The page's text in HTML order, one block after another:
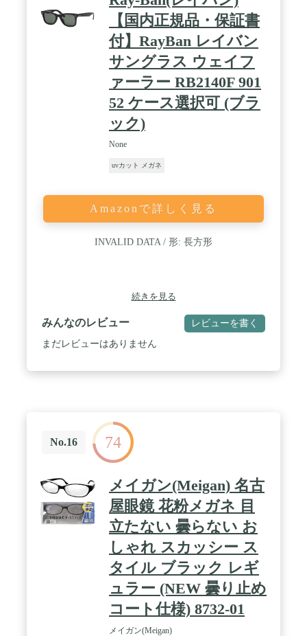
【国内正規品・保証書
付】RayBan レイバン
サングラス ウェイフ
ァーラー RB2140F 901
52 ケース選択可 (ブラ
ック)
None
uvカット メガネ
Amazonで詳しく見る
INVALID DATA / 形: 長方形
続きを見る
みんなのレビュー レビューを書く
まだレビューはありません
No.16 74
メイガン(Meigan) 名古
屋眼鏡 花粉メガネ 目
立たない 曇らない お
しゃれ スカッシー ス
タイル ブラック レギ
ュラー (NEW 曇り止め
コート仕様) 8732-01
メイガン(Meigan)